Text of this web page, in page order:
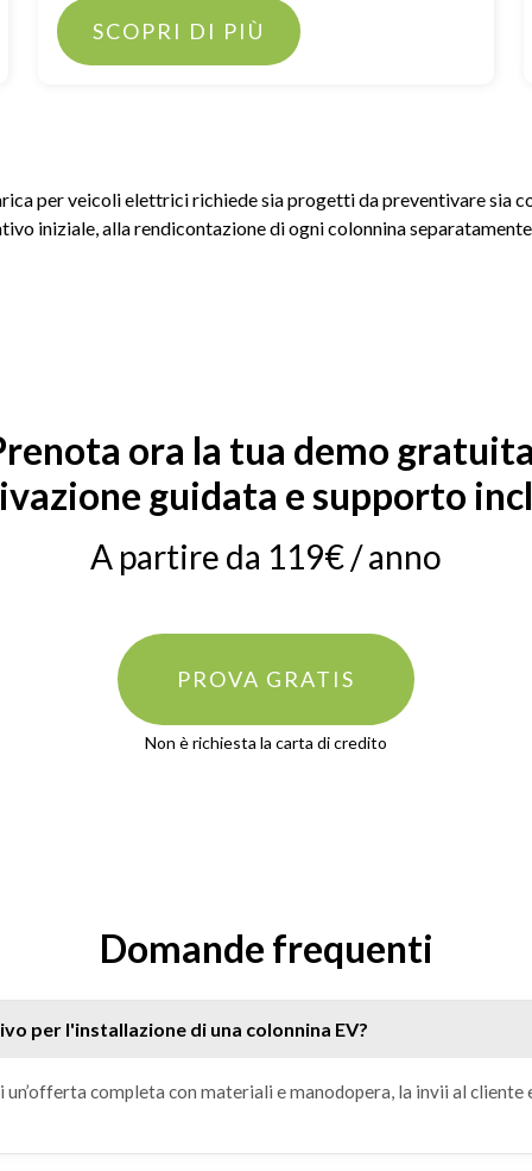
SCOPRI DI PIÙ
per veicoli elettrici richiede sia progetti da preventivare sia
iniziale, alla rendicontazione di ogni colonnina
ora la tua demo
guidata e supporto
A partire da 119€ / anno
PROVA GRATIS
Non è richiesta la carta di credito
Domande frequenti
per l'installazione di una colonnina EV?
completa con materiali e manodopera, la invii al